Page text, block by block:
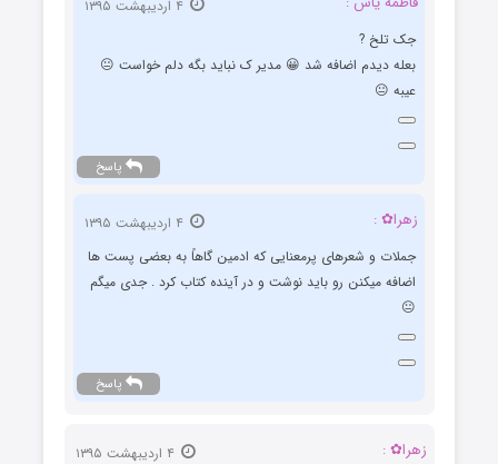
۴ اردیبهشت ۱۳۹۵
جک تلخ ?
بعله دیدم اضافه شد 😀 مدیر ک نباید بگه دلم خواست 😐
عیبه 😐
پاسخ
زهرا✿ :
۴ اردیبهشت ۱۳۹۵
جملات و شعرهای پرمعنایی که ادمین گاهاً به بعضی پست ها
اضافه میکنن رو باید نوشت و در آینده کتاب کرد . جدی میگم
😐
پاسخ
زهرا✿ :